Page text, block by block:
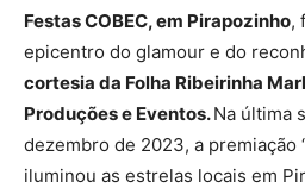
Festas COBEC, em Pirapozinho,
epicentro do glamour e do
cortesia da Folha Ribeirinha
Produções e Eventos.Na última
dezembro de 2023, a premiação
iluminou as estrelas locais em